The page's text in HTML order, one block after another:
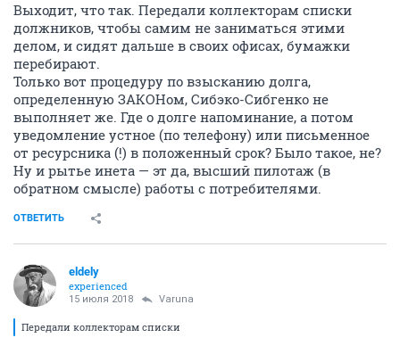
Выходит, что так. Передали коллекторам списки
должников, чтобы самим не заниматься этими
делом, и сидят дальше в своих офисах, бумажки
перебирают.
Только вот процедуру по взысканию долга,
определенную ЗАКОНом, Сибэко-Сибгенко не
выполняет же. Где о долге напоминание, а потом
уведомление устное (по телефону) или письменное
от ресурсника (!) в положенный срок? Было такое, не?
Ну и рытье инета — эт да, высший пилотаж (в
обратном смысле) работы с потребителями.
ОТВЕТИТЬ
eldely
experienced
15 июля 2018 Varuna
Передали коллекторам списки